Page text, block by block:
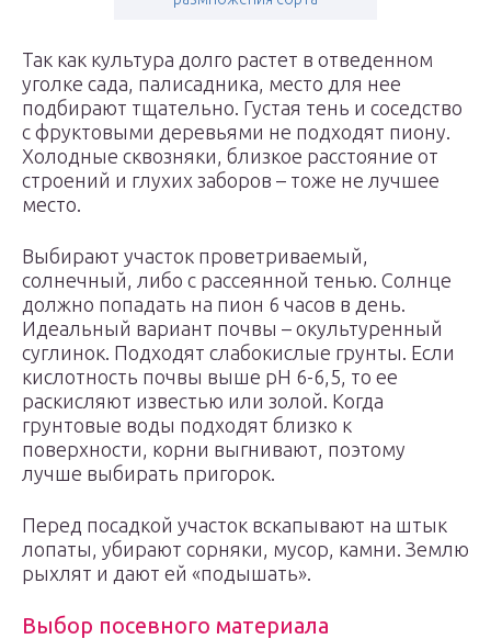
Так как культура долго растет в отведенном
уголке сада, палисадника, место для нее
подбирают тщательно. Густая тень и соседство
с фруктовыми деревьями не подходят пиону.
Холодные сквозняки, близкое расстояние от
строений и глухих заборов – тоже не лучшее
место.
Выбирают участок проветриваемый,
солнечный, либо с рассеянной тенью. Солнце
должно попадать на пион 6 часов в день.
Идеальный вариант почвы – окультуренный
суглинок. Подходят слабокислые грунты. Если
кислотность почвы выше рН 6-6,5, то ее
раскисляют известью или золой. Когда
грунтовые воды подходят близко к
поверхности, корни выгнивают, поэтому
лучше выбирать пригорок.
Перед посадкой участок вскапывают на штык
лопаты, убирают сорняки, мусор, камни. Землю
рыхлят и дают ей «подышать».
Выбор посевного материала